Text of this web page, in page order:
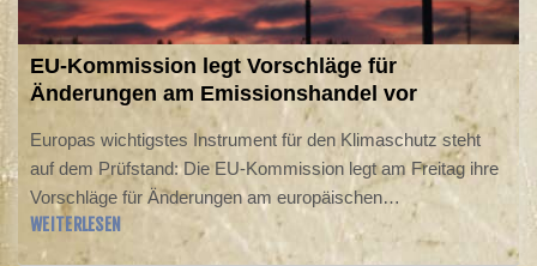
EU-Kommission legt Vorschläge für
Änderungen am Emissionshandel vor
Europas wichtigstes Instrument für den Klimaschutz steht
auf dem Prüfstand: Die EU-Kommission legt am Freitag ihre
Vorschläge für Änderungen am europäischen
Emissionshandel (ETS) vor. Sie will auf Forderungen aus der
Industrie und zahlreichen EU-Mitgliedsländern eingehen, die
WEITERLESEN